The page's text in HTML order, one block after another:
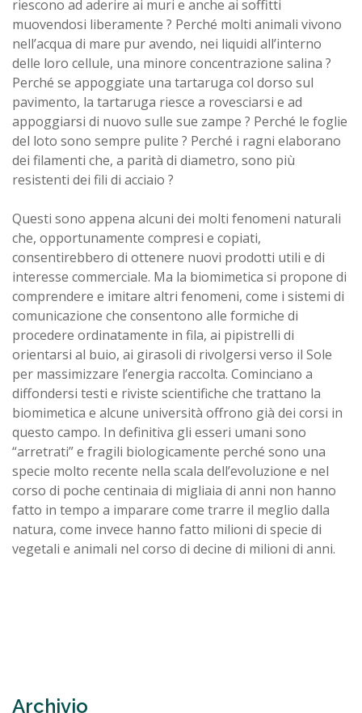
riescono ad aderire ai muri e anche ai soffitti
muovendosi liberamente ? Perché molti animali vivono
nell’acqua di mare pur avendo, nei liquidi all’interno
delle loro cellule, una minore concentrazione salina ?
Perché se appoggiate una tartaruga col dorso sul
pavimento, la tartaruga riesce a rovesciarsi e ad
appoggiarsi di nuovo sulle sue zampe ? Perché le foglie
del loto sono sempre pulite ? Perché i ragni elaborano
dei filamenti che, a parità di diametro, sono più
resistenti dei fili di acciaio ?
Questi sono appena alcuni dei molti fenomeni naturali
che, opportunamente compresi e copiati,
consentirebbero di ottenere nuovi prodotti utili e di
interesse commerciale. Ma la biomimetica si propone di
comprendere e imitare altri fenomeni, come i sistemi di
comunicazione che consentono alle formiche di
procedere ordinatamente in fila, ai pipistrelli di
orientarsi al buio, ai girasoli di rivolgersi verso il Sole
per massimizzare l’energia raccolta. Cominciano a
diffondersi testi e riviste scientifiche che trattano la
biomimetica e alcune università offrono già dei corsi in
questo campo. In definitiva gli esseri umani sono
“arretrati” e fragili biologicamente perché sono una
specie molto recente nella scala dell’evoluzione e nel
corso di poche centinaia di migliaia di anni non hanno
fatto in tempo a imparare come trarre il meglio dalla
natura, come invece hanno fatto milioni di specie di
vegetali e animali nel corso di decine di milioni di anni.
Archivio